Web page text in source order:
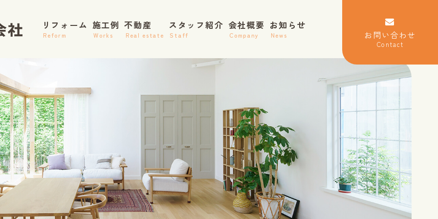
リフォーム
Reform
施工例
Works
不動産
Real estate
スタッフ紹介
Staff
会社概要
Company
お知らせ
News お問い合わせ
Contact